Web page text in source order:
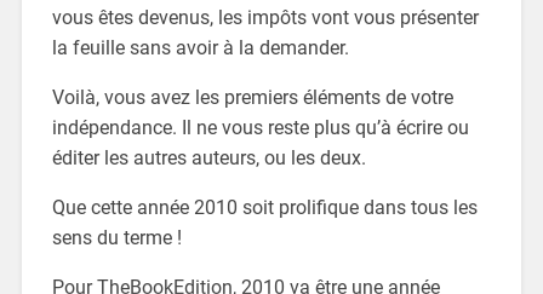
vous êtes devenus, les impôts vont vous présenter
la feuille sans avoir à la demander.
Voilà, vous avez les premiers éléments de votre
indépendance. Il ne vous reste plus qu’à écrire ou
éditer les autres auteurs, ou les deux.
Que cette année 2010 soit prolifique dans tous les
sens du terme !
Pour TheBookEdition, 2010 va être une année